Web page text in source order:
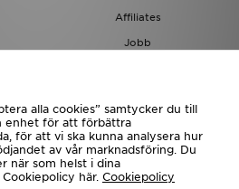
Affiliates
Jobb
alla cookies” samtycker du till
enhet för att förbättra
för att vi ska kunna analysera hur
av vår marknadsföring. Du
när som helst i dina
här. Cookiepolicy